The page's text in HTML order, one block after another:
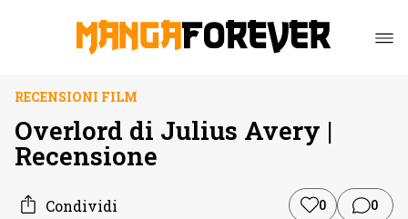
RECENSIONI FILM
Overlord di Julius Avery |
Recensione
Condividi 0 0